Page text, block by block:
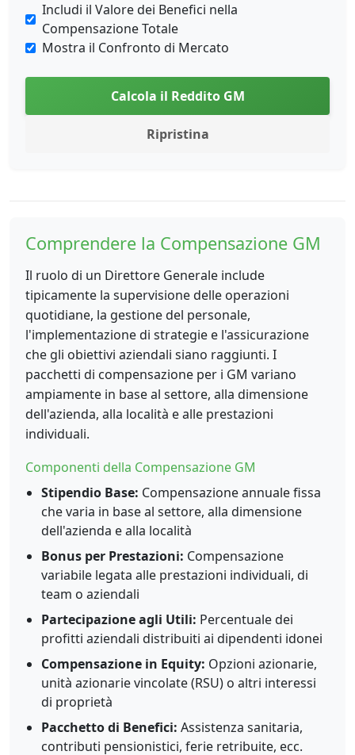
Includi il Valore dei Benefici nella
Compensazione Totale
Mostra il Confronto di Mercato
Calcola il Reddito GM
Ripristina
Comprendere la Compensazione GM
Il ruolo di un Direttore Generale include
tipicamente la supervisione delle operazioni
quotidiane, la gestione del personale,
l'implementazione di strategie e l'assicurazione
che gli obiettivi aziendali siano raggiunti. I
pacchetti di compensazione per i GM variano
ampiamente in base al settore, alla dimensione
dell'azienda, alla località e alle prestazioni
individuali.
Componenti della Compensazione GM
Stipendio Base: Compensazione annuale fissa
che varia in base al settore, alla dimensione
dell'azienda e alla località
Bonus per Prestazioni: Compensazione
variabile legata alle prestazioni individuali, di
team o aziendali
Partecipazione agli Utili: Percentuale dei
profitti aziendali distribuiti ai dipendenti idonei
Compensazione in Equity: Opzioni azionarie,
unità azionarie vincolate (RSU) o altri interessi
di proprietà
Pacchetto di Benefici: Assistenza sanitaria,
contributi pensionistici, ferie retribuite, ecc.